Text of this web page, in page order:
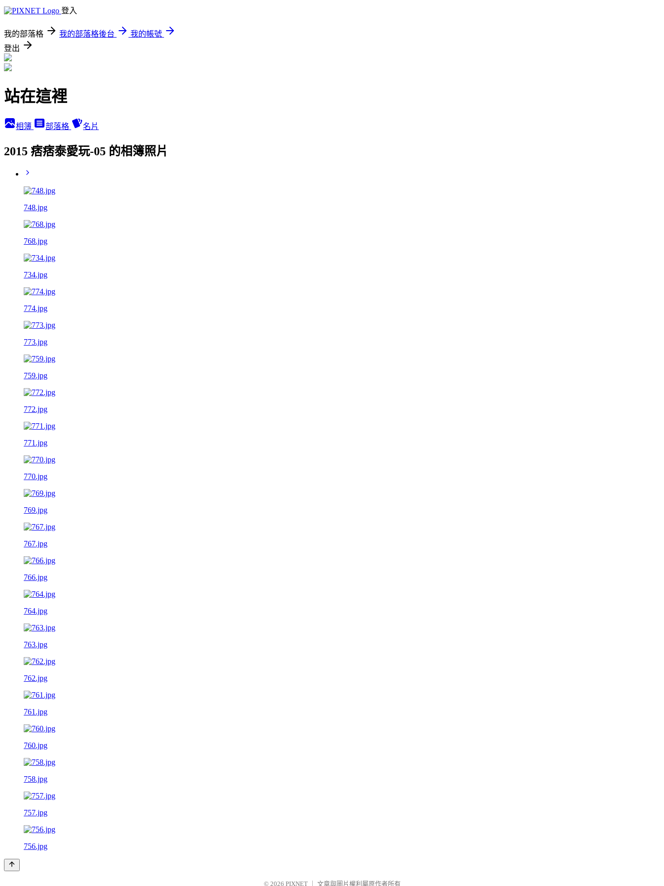
登入
我的部落格 我的部落格後台
我的帳號
登出
站在這裡
相簿 部落格 名片
2015 痞痞泰愛玩-05 的相簿照片
748.jpg
768.jpg
734.jpg
774.jpg
773.jpg
759.jpg
772.jpg
771.jpg
770.jpg
769.jpg
767.jpg
766.jpg
764.jpg
763.jpg
762.jpg
761.jpg
760.jpg
758.jpg
757.jpg
756.jpg
© 2026 PIXNET 文章與圖片權利屬原作者所有